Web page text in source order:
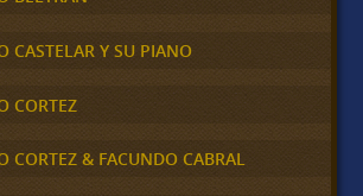
CASTELAR Y SU PIANO
CORTEZ
CORTEZ & FACUNDO CABRAL